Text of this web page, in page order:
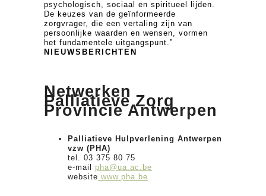
psychologisch, sociaal en spiritueel lijden.
De keuzes van de geïnformeerde
zorgvrager, die een vertaling zijn van
persoonlijke waarden en wensen, vormen
het fundamentele uitgangspunt.”
NIEUWSBERICHTEN
Netwerken
Palliatieve Zorg
Provincie Antwerpen
Palliatieve Hulpverlening Antwerpen
vzw (PHA)
tel. 03 375 80 75
e-mail pha@ua.ac.be
website www.pha.be